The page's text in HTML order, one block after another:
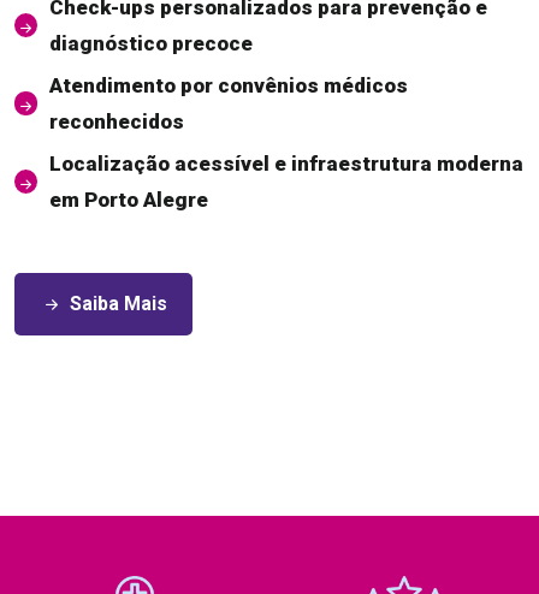
Check-ups personalizados para prevenção e
diagnóstico precoce
Atendimento por convênios médicos
reconhecidos
Localização acessível e infraestrutura moderna
em Porto Alegre
Saiba Mais